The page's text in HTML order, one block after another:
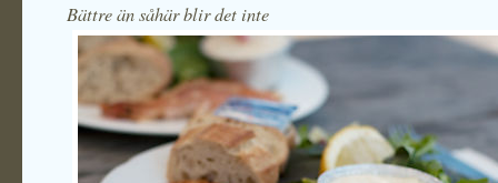
Bättre än såhär blir det inte